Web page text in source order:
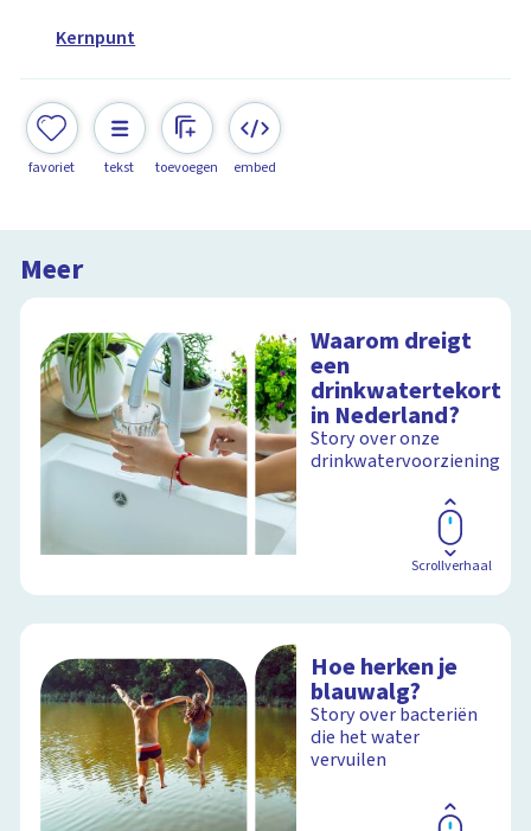
Kernpunt
favoriet tekst toevoegen embed
Meer
Waarom dreigt
een
drinkwatertekort
in Nederland?
Story over onze
drinkwatervoorziening
Scrollverhaal
Hoe herken je
blauwalg?
Story over bacteriën
die het water
vervuilen